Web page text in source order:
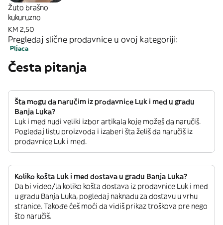
Žuto brašno
kukuruzno
KM 2,50
Pregledaj slične prodavnice u ovoj kategoriji:
Pijaca
Česta pitanja
Šta mogu da naručim iz prodavnice Luk i med u gradu
Banja Luka?
Luk i med nudi veliki izbor artikala koje možeš da naručiš.
Pogledaj listu proizvoda i izaberi šta želiš da naručiš iz
prodavnice Luk i med.
Koliko košta Luk i med dostava u gradu Banja Luka?
Da bi video/la koliko košta dostava iz prodavnice Luk i med
u gradu Banja Luka, pogledaj naknadu za dostavu u vrhu
stranice. Takođe ćeš moći da vidiš prikaz troškova pre nego
što naručiš.